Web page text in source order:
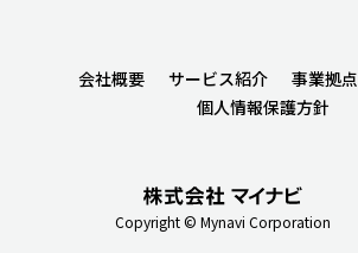
Copyright © Mynavi Corporation
会社概要 サービス紹介 事業拠点
個人情報保護方針